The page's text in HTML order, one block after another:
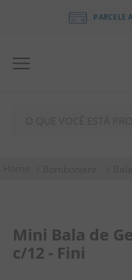
PARCELE
Mini Bala de
c/12 - Fini